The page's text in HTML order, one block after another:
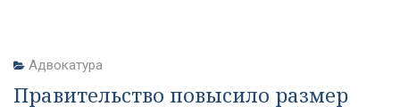
Адвокатура
Правительство повысило размер